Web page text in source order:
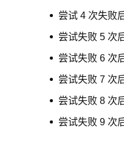
尝试 4 次失败
尝试失败 5 次
尝试失败 6 次
尝试失败 7 次
尝试失败 8 次
尝试失败 9 次